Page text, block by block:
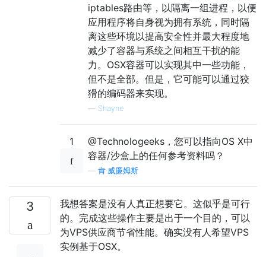
iptables路由等，以隔离一组进程，以便
应用程序将自身视为拥有系统，同时隔
离这些环境以提高安全性并最大程度地
减少了容器与系统之间相互干扰的能
力。OSX容器可以实现其中一些功能，
但不是全部。但是，它可能可以通过狡
猾的编码器来实现。
— Shayne
1
@Technologeeks，您可以指向OS X中
容器/沙盒上的任何参考资料吗？
肯·威廉姆斯
3
我想答案是没有人真正想要它。这似乎是可行
的。完成这些操作主要是出于一个目的，可以
为VPS供应商节省性能。确实没有人希望VPS
实例基于OSX。